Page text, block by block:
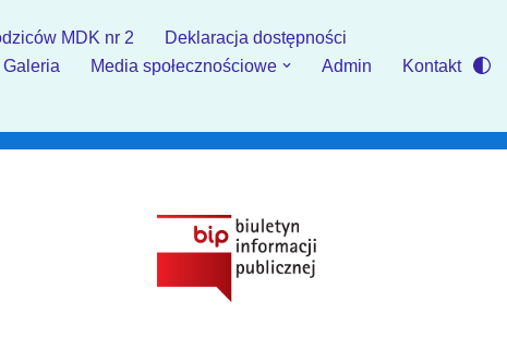
MDK nr 2
Deklaracja dostępności
Galeria Media społecznościowe Admin
Kontakt